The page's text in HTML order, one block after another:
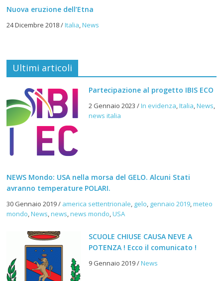
Nuova eruzione dell’Etna
24 Dicembre 2018/Italia,News
Ultimi articoli
Partecipazione al progetto IBIS ECO
2 Gennaio 2023 /In evidenza,Italia,News,
news italia
NEWS Mondo: USA nella morsa del GELO. Alcuni Stati
avranno temperature POLARI.
30 Gennaio 2019/ america settentrionale, gelo, gennaio 2019,meteo
mondo,News,news,news mondo,USA
SCUOLE CHIUSE CAUSA NEVE A
POTENZA ! Ecco il comunicato !
9 Gennaio 2019/News